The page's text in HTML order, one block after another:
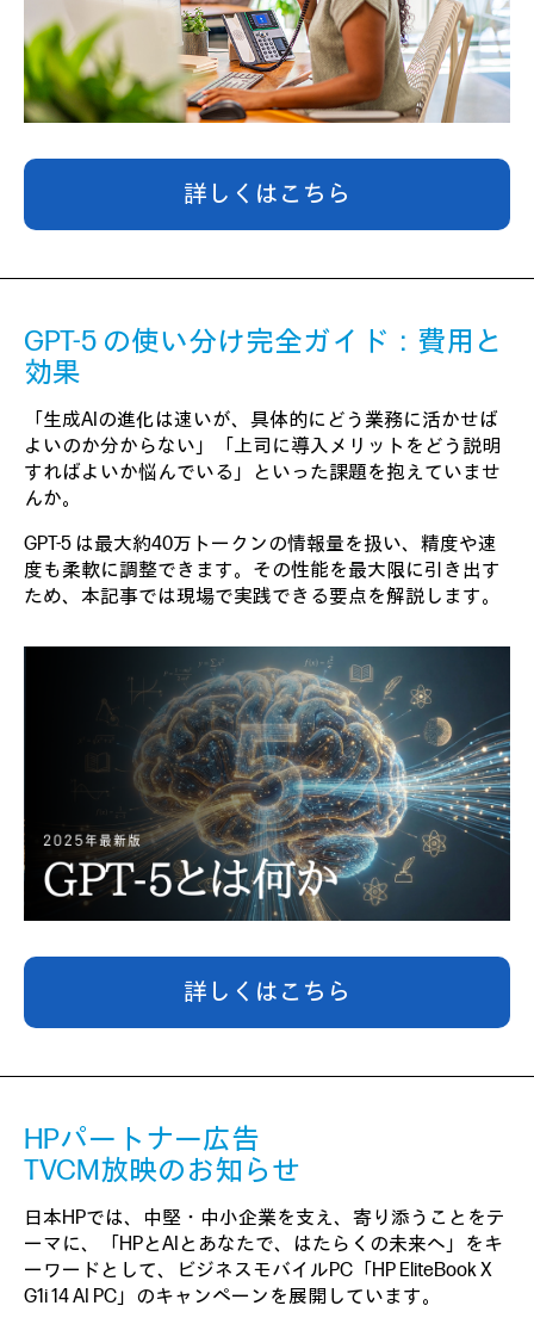
詳しくはこちら
GPT-5 の使い分け完全ガイド：費用と
効果
「生成AIの進化は速いが、具体的にどう業務に活かせば
よいのか分からない」「上司に導入メリットをどう説明
すればよいか悩んでいる」といった課題を抱えていませ
んか。
GPT-5 は最大約40万トークンの情報量を扱い、精度や速
度も柔軟に調整できます。その性能を最大限に引き出す
ため、本記事では現場で実践できる要点を解説します。
詳しくはこちら
HPパートナー広告
TVCM放映のお知らせ
日本HPでは、中堅・中小企業を支え、寄り添うことをテ
ーマに、「HPとAIとあなたで、はたらくの未来へ」をキ
ーワードとして、ビジネスモバイルPC「HP EliteBook X
G1i 14 AI PC」のキャンペーンを展開しています。